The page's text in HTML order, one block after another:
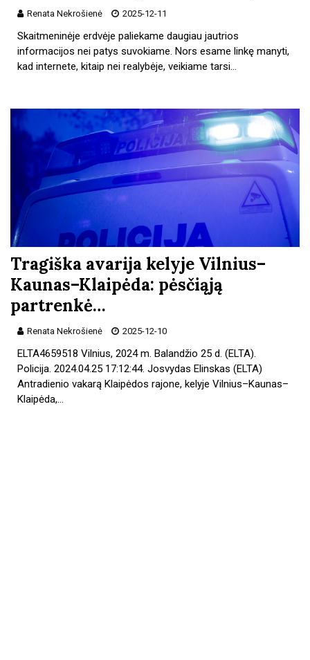
Renata Nekrošienė 2025-12-11
Skaitmeninėje erdvėje paliekame daugiau jautrios
informacijos nei patys suvokiame. Nors esame linkę manyti,
kad internete, kitaip nei realybėje, veikiame tarsi…
Tragiška avarija kelyje Vilnius–
Kaunas–Klaipėda: pėsčiąją
partrenkė…
Renata Nekrošienė 2025-12-10
ELTA4659518 Vilnius, 2024 m. Balandžio 25 d. (ELTA).
Policija. 2024.04.25 17:12:44. Josvydas Elinskas (ELTA)
Antradienio vakarą Klaipėdos rajone, kelyje Vilnius–Kaunas–
Klaipėda,…